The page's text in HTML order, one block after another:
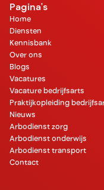
Pagina's
Home
Diensten
Kennisbank
Over ons
Blogs
Vacatures
Vacature bedrijfsarts
Praktijkopleiding
Nieuws
Arbodienst zorg
Arbodienst onderwijs
Arbodienst transport
Contact